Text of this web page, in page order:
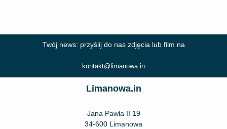
Twój news: przyślij do nas zdjęcia lub film na
kontakt@limanowa.in
Limanowa.in
Jana Pawła II 19
34-600 Limanowa